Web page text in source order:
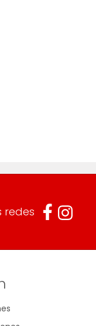
redes